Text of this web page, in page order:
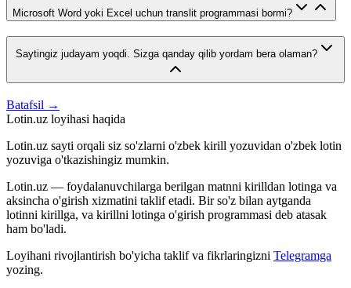
Microsoft Word yoki Excel uchun translit programmasi bormi?
Saytingiz judayam yoqdi. Sizga qanday qilib yordam bera olaman?
Batafsil →
Lotin.uz loyihasi haqida
Lotin.uz sayti orqali siz so'zlarni o'zbek kirill yozuvidan o'zbek lotin
yozuviga o'tkazishingiz mumkin.
Lotin.uz — foydalanuvchilarga berilgan matnni kirilldan lotinga va
aksincha o'girish xizmatini taklif etadi. Bir so'z bilan aytganda
lotinni kirillga, va kirillni lotinga o'girish programmasi deb atasak
ham bo'ladi.
Loyihani rivojlantirish bo'yicha taklif va fikrlaringizni Telegramga
yozing.